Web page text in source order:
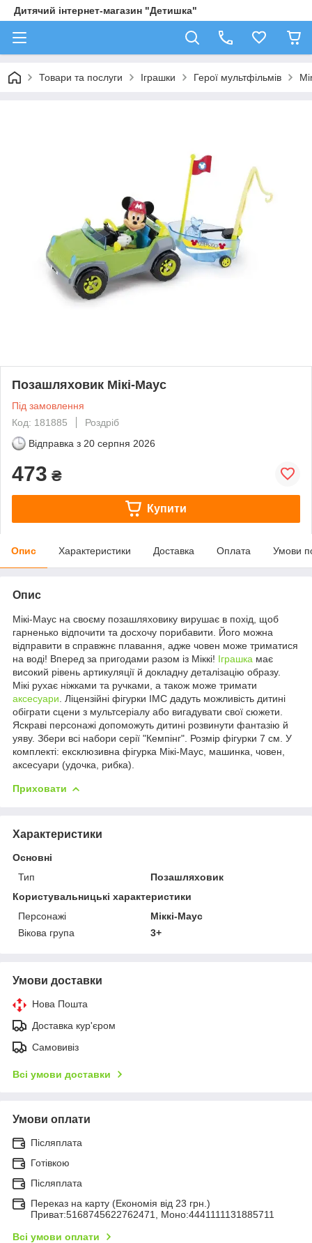
Дитячий інтернет-магазин "Детишка"
Товари та послуги Іграшки Герої мультфільмів
Позашляховик Мікі-Маус
Під замовлення
Код: 181885
Роздріб
Відправка з 20 серпня 2026
473 ₴
Купити
Опис Характеристики Доставка Оплата Умови
Опис
Мікі-Маус на своєму позашляховику вирушає в похід, щоб
гарненько відпочити та досхочу порибавити. Його можна
відправити в справжнє плавання, адже човен може триматися
на воді! Вперед за пригодами разом із Міккі! Іграшка має
високий рівень артикуляції й докладну деталізацію образу.
Мікі рухає ніжками та ручками, а також може тримати
аксесуари . Ліцензійні фігурки IMC дадуть можливість дитині
обіграти сцени з мультсеріалу або вигадувати свої сюжети.
Яскраві персонажі допоможуть дитині розвинути фантазію й
уяву. Збери всі набори серії "Кемпінг". Розмір фігурки 7 см. У
комплекті: ексклюзивна фігурка Мікі-Маус, машинка, човен,
аксесуари (удочка, рибка).
Приховати
Характеристики
Основні
Тип
Позашляховик
Користувальницькі характеристики
Персонажі
Міккі-Маус
Вікова група
3+
Умови доставки
Нова Пошта
Доставка кур'єром
Самовивіз
Всі умови доставки
Умови оплати
Післяплата
Готівкою
Післяплата
Переказ на карту (Економія від 23 грн.)
Приват:5168745622762471, Моно:4441111131885711
Всі умови оплати